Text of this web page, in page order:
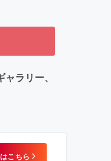
ラリー、
こちら